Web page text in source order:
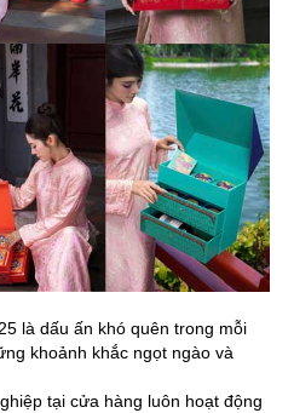
là dấu ấn khó quên trong mỗi
khoảnh khắc ngọt ngào và
tại cửa hàng luôn hoạt động